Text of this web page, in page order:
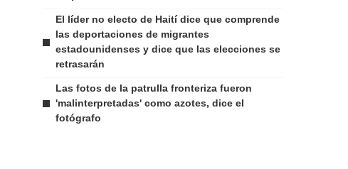
El líder no electo de Haití dice que comprende
las deportaciones de migrantes
estadounidenses y dice que las elecciones se
retrasarán
Las fotos de la patrulla fronteriza fueron
'malinterpretadas' como azotes, dice el
fotógrafo